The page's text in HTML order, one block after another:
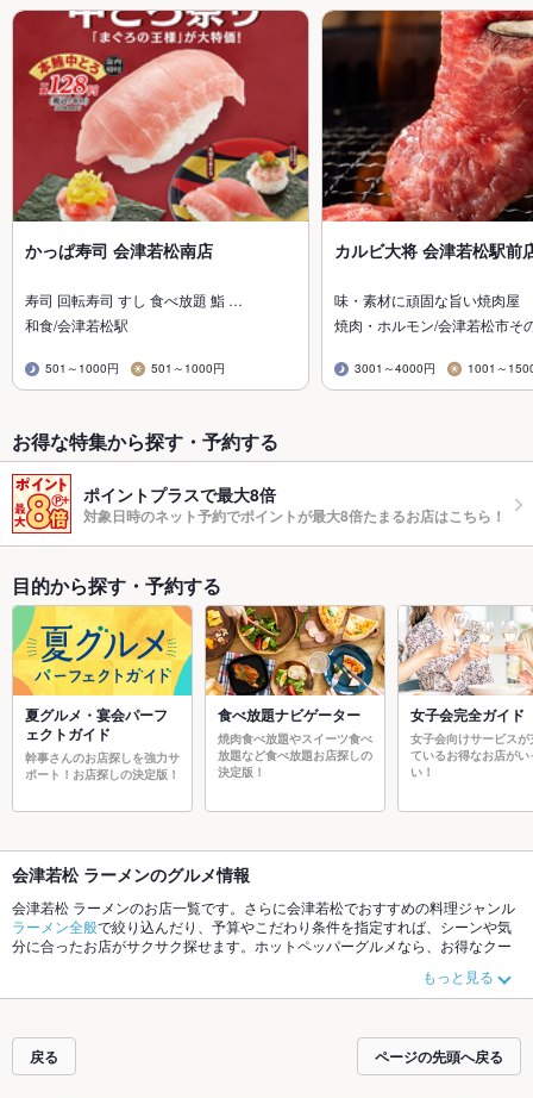
かっぱ寿司 会津若松南店
寿司 回転寿司 すし 食べ放題 鮨 …
和食/会津若松駅
501～1000円 501～1000円
カルビ大将 会津若松駅前
味・素材に頑固な旨い焼肉屋
焼肉・ホルモン/会津若松市そ
3001～4000円 1001～
お得な特集から探す・予約する
ポイントプラスで最大8倍
対象日時のネット予約でポイントが最大8倍たまるお店はこちら！
目的から探す・予約する
夏グルメ・宴会パーフ
ェクトガイド
幹事さんのお店探しを強力サ
ポート！お店探しの決定版！
食べ放題ナビゲーター
焼肉食べ放題やスイーツ食べ
放題など食べ放題お店探しの
決定版！
女子会完全ガイド
女子会向けサービスが
ているお得なお店がい
い！
会津若松 ラーメンのグルメ情報
会津若松 ラーメンのお店一覧です。さらに会津若松でおすすめの料理ジャンル
ラーメン全般で絞り込んだり、予算やこだわり条件を指定すれば、シーンや気
分に合ったお店がサクサク探せます。ホットペッパーグルメなら、お得なクー
季節のおすすめ料理など、お店の最新情報をご紹介しているので安心！24時間
使える簡単便利なネット予約が使えるお店も拡大中です。友達どうしの飲み会
グルメをご利用ください。
もっと見る
戻る ページの先頭へ戻る